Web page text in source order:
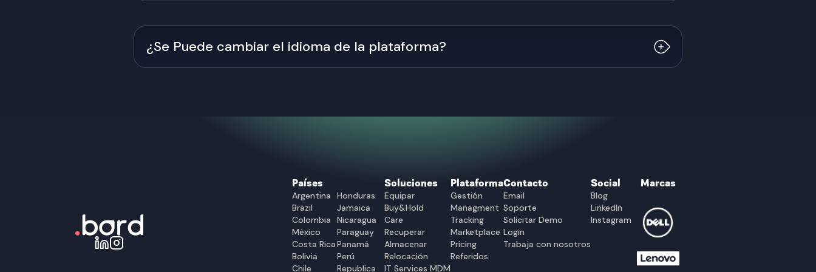
Sí. Los administradores pueden invitar a nuevos usuarios para que gestionen equipos, órdenes y servicios logísticos dentro de la
¿Se Puede cambiar el idioma de la plataforma?
Sí, se puede cambiar el idioma de la plataforma.
Países
Argentina
Brazil
Colombia
México
Costa Rica
Bolivia
Chile
Honduras
Jamaica
Nicaragua
Paraguay
Panamá
Perú
Republica
Soluciones
Equipar
Buy&Hold
Care
Recuperar
Almacenar
Relocación
IT Services MDM
Plataforma
Gestión
Managment
Tracking
Marketplace
Pricing
Referidos
Contacto
Email
Soporte
Solicitar Demo
Login
Trabaja con nosotros
Social
Blog
LinkedIn
Instagram
Marcas